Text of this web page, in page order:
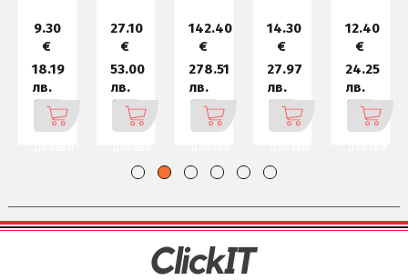
9.30
€
18.19
лв.
27.10
€
53.00
лв.
142.40
€
278.51
лв.
14.30
€
27.97
лв.
12.40
€
24.25
лв.